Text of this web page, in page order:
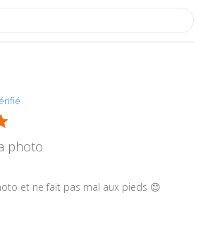
photo
et ne fait pas mal aux pieds 😊